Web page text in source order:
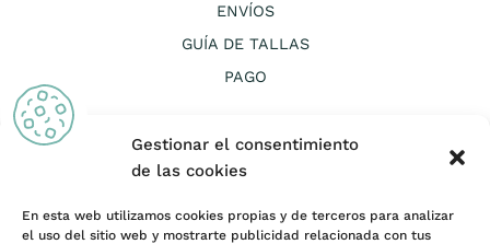
Gestionar el consentimiento
de las cookies
En esta web utilizamos cookies propias y de terceros para analizar
el uso del sitio web y mostrarte publicidad relacionada con tus
ENVÍOS
GUÍA DE TALLAS
PAGO
CANAL ÉTICO